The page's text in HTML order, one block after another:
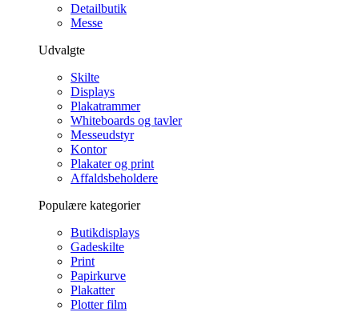
Detailbutik
Messe
Udvalgte
Skilte
Displays
Plakatrammer
Whiteboards og tavler
Messeudstyr
Kontor
Plakater og print
Affaldsbeholdere
Populære kategorier
Butikdisplays
Gadeskilte
Print
Papirkurve
Plakatter
Plotter film